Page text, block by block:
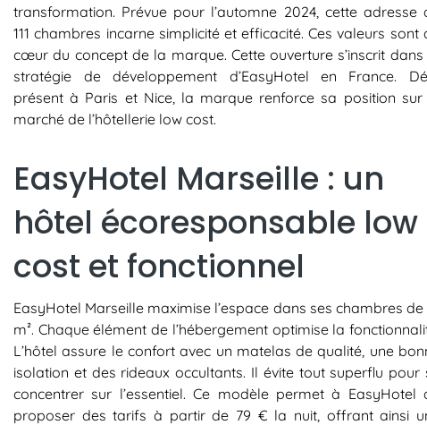
transformation. Prévue pour l’automne 2024, cette adresse
111 chambres incarne simplicité et efficacité. Ces valeurs sont
cœur du concept de la marque. Cette ouverture s’inscrit dans
stratégie de développement d’EasyHotel en France.
présent à Paris et Nice, la marque renforce sa position sur
marché de l’hôtellerie low cost.
EasyHotel Marseille : un
hôtel écoresponsable low
cost et fonctionnel
EasyHotel Marseille maximise l’espace dans ses chambres de
m². Chaque élément de l’hébergement optimise la
L’hôtel assure le confort avec un matelas de qualité, une
isolation et des rideaux occultants. Il évite tout superflu pour
concentrer sur l’essentiel. Ce modèle permet à EasyHotel
proposer des tarifs à partir de 79 € la nuit, offrant ainsi